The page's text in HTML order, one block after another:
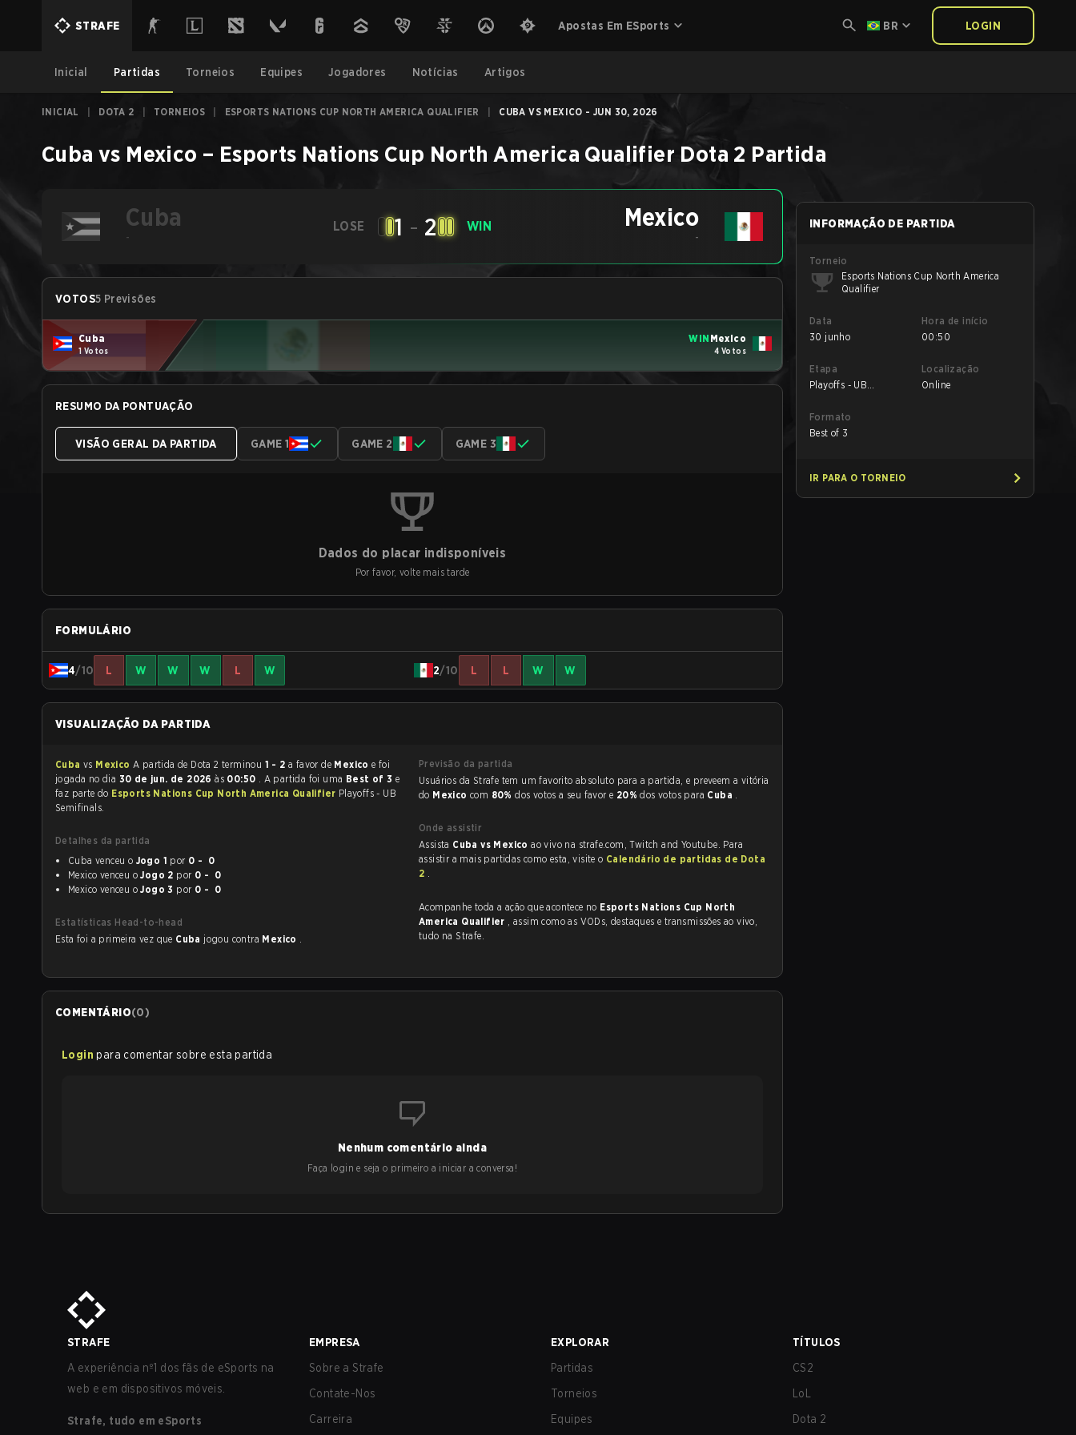
STRAFE Apostas Em ESports BR LOGIN
Inicial Partidas Torneios Equipes Jogadores Notícias Artigos
INICIAL DOTA 2 TORNEIOS ESPORTS NATIONS CUP NORTH AMERICA QUALIFIER CUBA VS MEXICO - JUN 30, 2026
Cuba vs Mexico – Esports Nations Cup North America Qualifier Dota 2 Partida
Cuba
-
LOSE 1 - 2 WIN Mexico
-
VOTOS5 Previsões
Cuba
1 Votos
WIN Mexico
4 Votos
RESUMO DA PONTUAÇÃO
VISÃO GERAL DA PARTIDA GAME 1 GAME 2 GAME 3
Dados do placar indisponíveis
Por favor, volte mais tarde
FORMULÁRIO
4/10 L W W W L W 2/10 L L W W
VISUALIZAÇÃO DA PARTIDA
Cuba vs Mexico A partida de Dota 2 terminou 1 - 2 a favor de Mexicoe foi
jogada no dia 30 de jun. de 2026às 00:50 . A partida foi uma Best of 3 e
faz parte do Esports Nations Cup North America Qualifier Playoffs - UB
Semifinals.
Detalhes da partida
Cuba venceu o Jogo 1 por
0 - 0
Mexico venceu oJogo 2 por
0 - 0
Mexico venceu oJogo 3 por 0 - 0
Estatísticas Head-to-head
Esta foi a primeira vez que Cuba jogou contra Mexico .
Previsão da partida
Usuários da Strafe tem um favorito absoluto para a partida, e preveem a vitória
do Mexico com 80%dos votos a seu favor e 20%dos votos para Cuba .
Onde assistir
Assista Cuba vs Mexicoao vivo na strafe.com, Twitch and Youtube. Para
assistir a mais partidas como esta, visite o Calendário de partidas de Dota
2 .
Acompanhe toda a ação que acontece no Esports Nations Cup North
America Qualifier , assim como as VODs, destaques e transmissões ao vivo,
tudo na Strafe.
COMENTÁRIO(0)
Login para comentar sobre esta partida
Nenhum comentário ainda
Faça login e seja o primeiro a iniciar a conversa!
INFORMAÇÃO DE PARTIDA
Torneio
Esports Nations Cup North America
Qualifier
Data
30 junho
Hora de início
00:50
Etapa
Playoffs - UB
Localização
Online
Formato
Best of 3
IR PARA O TORNEIO
STRAFE
A experiência nº1 dos fãs de eSports na
web e em dispositivos móveis.
Strafe, tudo em eSports
EMPRESA
Sobre a Strafe
Contate-Nos
Carreira
EXPLORAR
Partidas
Torneios
Equipes
TÍTULOS
CS2
LoL
Dota 2